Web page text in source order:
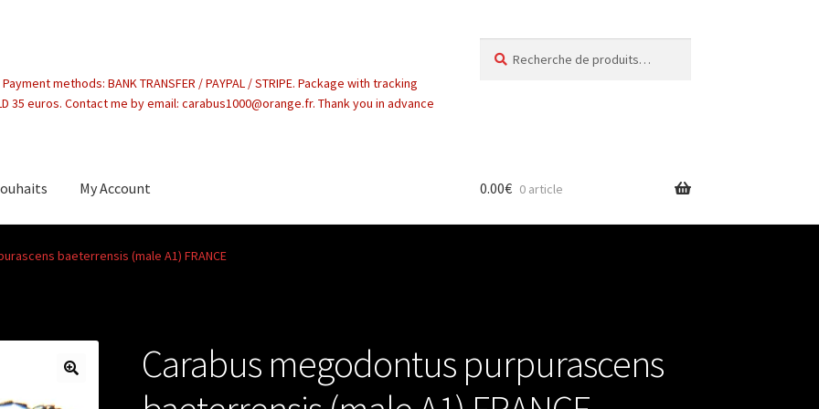
methods: BANK TRANSFER / PAYPAL / STRIPE. Package with tracking
35 euros. Contact me by email: carabus1000@orange.fr. Thank you in advance
pour :
My Account 0.00€ 0 article
baeterrensis (male A1) FRANCE
Carabus megodontus purpurascens